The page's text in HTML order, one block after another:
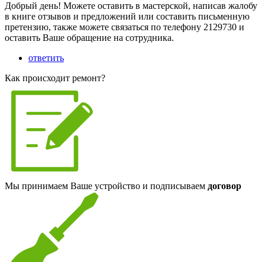
Добрый день! Можете оставить в мастерской, написав жалобу
в книге отзывов и предложений или составить письменную
претензию, также можете связаться по телефону 2129730 и
оставить Ваше обращение на сотрудника.
ответить
Как происходит ремонт?
Мы принимаем Ваше устройство и подписываем договор